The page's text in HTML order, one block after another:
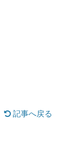
ゲー
具体
記事へ戻る